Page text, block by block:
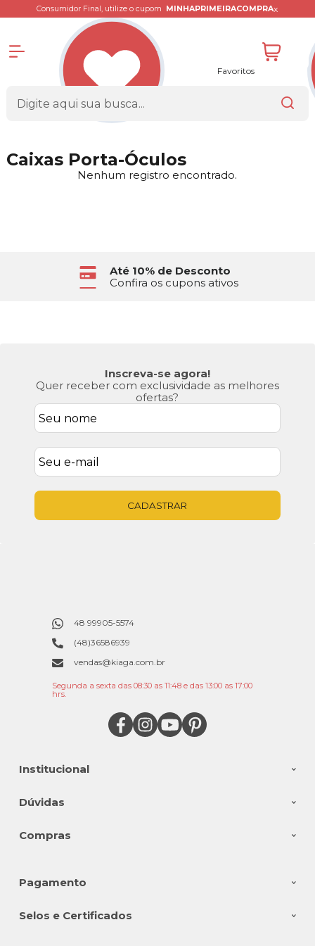
Consumidor Final, utilize o cupom MINHAPRIMEIRACOMPRAx
Favoritos
Caixas Porta-Óculos
Nenhum registro encontrado.
Até 10% de Desconto
Confira os cupons ativos
Inscreva-se agora!
Quer receber com exclusividade as melhores
ofertas?
CADASTRAR
Institucional
Dúvidas
Compras
48 99905-5574
(48)36586939
vendas@kiaga.com.br
Segunda a sexta das 08:30 as 11:48 e das 13:00 as 17:00
hrs.
Pagamento
Selos e Certificados